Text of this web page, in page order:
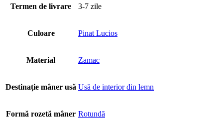
Termen de livrare 3-7 zile
Culoare Pinat Lucios
Material Zamac
Destinație mâner usă Usă de interior din lemn
Formă rozetă mâner Rotundă